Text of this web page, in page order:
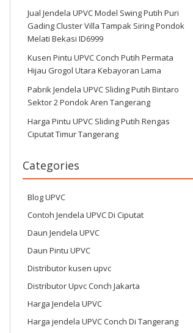
Jual Jendela UPVC Model Swing Putih Puri
Gading Cluster Villa Tampak Siring Pondok
Melati Bekasi ID6999
Kusen Pintu UPVC Conch Putih Permata
Hijau Grogol Utara Kebayoran Lama
Pabrik Jendela UPVC Sliding Putih Bintaro
Sektor 2 Pondok Aren Tangerang
Harga Pintu UPVC Sliding Putih Rengas
Ciputat Timur Tangerang
Categories
Blog UPVC
Contoh Jendela UPVC Di Ciputat
Daun Jendela UPVC
Daun Pintu UPVC
Distributor kusen upvc
Distributor Upvc Conch Jakarta
Harga Jendela UPVC
Harga jendela UPVC Conch Di Tangerang